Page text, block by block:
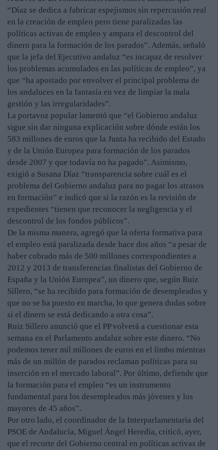
“Díaz se dedica a fabricar espejismos sin repercusión real
en la creación de empleo pero tiene paralizadas las
políticas activas de empleo y ampara el descontrol del
dinero para la formación de los parados”. Además, señaló
que la jefa del Ejecutivo andaluz “es incapaz de resolver
los problemas acumulados en las políticas de empleo”, ya
que “ha apostado por envolver el principal problema de
los andaluces en la fantasía en vez de limpiar la mala
gestión y las irregularidades”.
La portavoz popular lamentó que “el Gobierno andaluz
sigue sin dar ninguna explicación sobre dónde están los
583 millones de euros que la Junta ha recibido del Estado
y de la Unión Europea para formación de los parados
desde 2007 y que todavía no ha pagado”. Asimismo,
exigió a Susana Díaz “transparencia sobre cuál es el
problema del Gobierno andaluz para no pagar los atrasos
en formación” e indicó que si la razón es la revisión de
expedientes “tienen que reconocer la negligencia y el
descontrol de los fondos públicos”.
De la misma manera, agregó que la oferta formativa para
el empleo está paralizada desde hace dos años “a pesar de
haber cobrado más de 500 millones correspondientes a
2012 y 2013 de transferencias finalistas del Gobierno de
España y la Unión Europea”, un dinero que, según Ruiz
Sillero, “se ha recibido para formación de desempleados y
que no se ha puesto en marcha, lo que genera dudas sobre
si el dinero se está dedicando a otra cosa”.
Ruiz Sillero anunció que el PP volverá a cuestionar esta
semana en el Parlamento andaluz sobre este dinero. “No
podemos tener mil millones de euros en el limbo mientras
más de un millón de parados reclaman políticas para su
inserción en el mercado laboral”. Por último, defiende que
la formación para el empleo “es un instrumento
fundamental para los desempleados más jóvenes y los
mayores de 45 años”.
Por otro lado, el coordinador de la Interparlamentaria del
PSOE de Andalucía, Miguel Ángel Heredia, criticó, ayer,
que el recorte del Gobierno central en políticas activas de